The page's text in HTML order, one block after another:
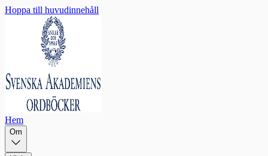
Hoppa till huvudinnehåll
Hem
Om